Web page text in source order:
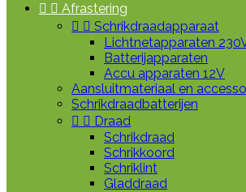
  Afrastering
  Schrikdraadapparaat
Lichtnetapparaten
Batterijapparaten
Accu apparaten 12V
Aansluitmateriaal en
Schrikdraadbatterijen
  Draad
Schrikdraad
Schrikkoord
Schriklint
Gladdraad